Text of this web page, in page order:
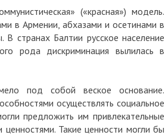
(«красная») модель.
в Армении, абхазами и осетинами в
странах Балтии русское население
рода дискриминация вылилась в
под собой веское основание.
осуществлять социальное
предложить им привлекательные
Такие ценности могли бы